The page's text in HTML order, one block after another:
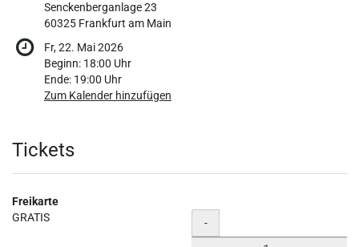
Senckenberganlage 23
60325 Frankfurt am Main
Fr, 22. Mai 2026
Beginn: 18:00 Uhr
Ende: 19:00 Uhr
Zum Kalender hinzufügen
Produkte
Tickets
Freikarte
GRATIS
Menge
-